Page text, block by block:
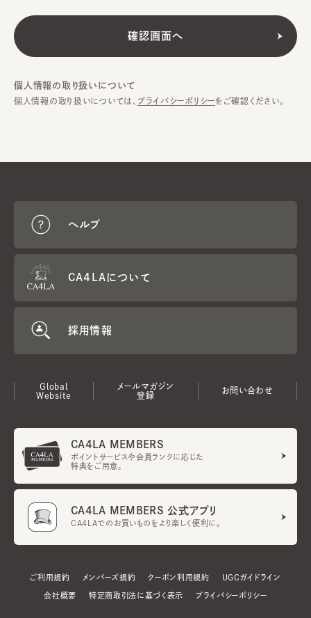
個人情報の取り扱いについて
個人情報の取り扱いについては、 プライバシーポリシーをご確認ください。
ヘルプ
CA4LAについて
採用情報
Global
Website
メールマガジン
登録
お問い合わせ
CA4LA MEMBERS
ポイントサービスや会員ランクに応じた
特典をご用意。
CA4LA MEMBERS 公式アプリ
CA4LAでのお買いものをより楽しく便利に。
ご利用規約 メンバーズ規約 クーポン利用規約 UGCガイドライン
会社概要 特定商取引法に基づく表示 プライバシーポリシー